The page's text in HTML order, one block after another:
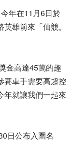
年在11月6日於
雄前來「仙競。
金高達45萬的趣
賽車手需要高超控
年就讓我們一起來
日公布入圍名